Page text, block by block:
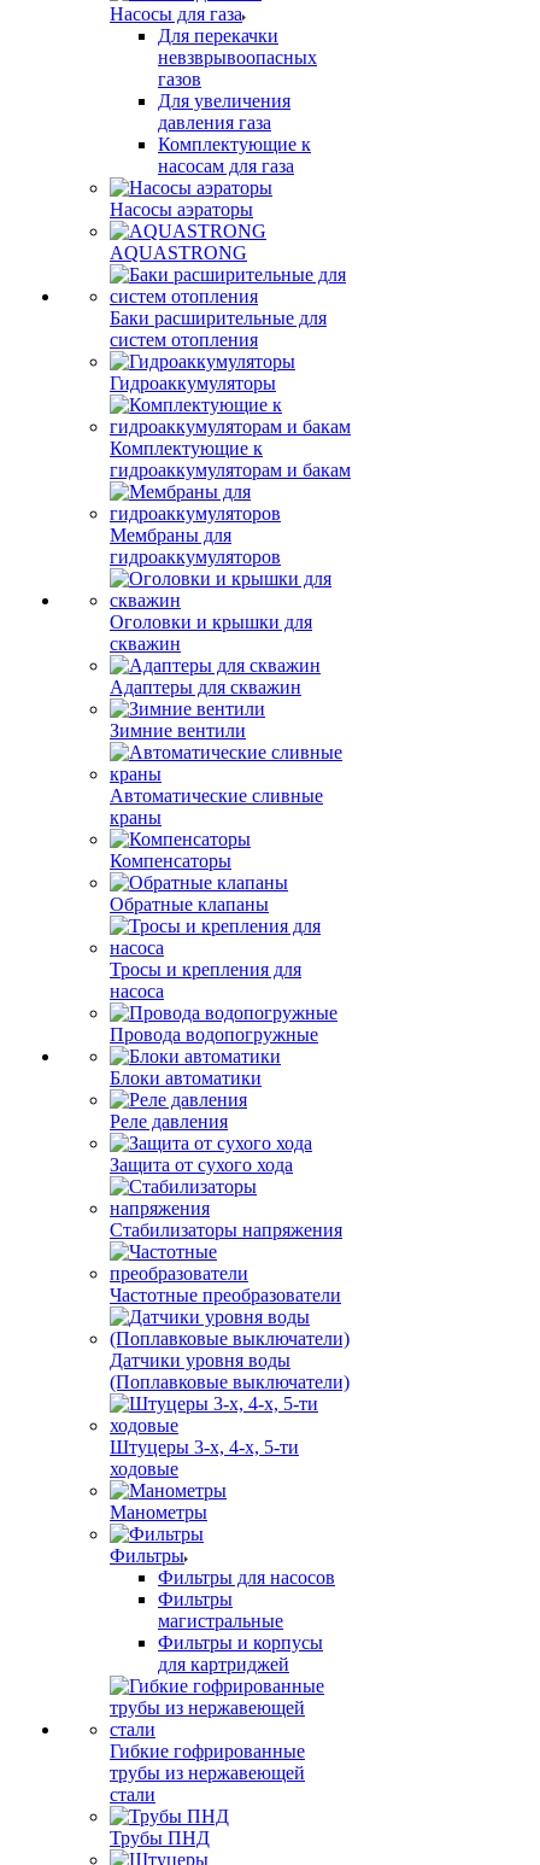
Насосы для газа
Для перекачки
невзврывоопасных
газов
Для увеличения
давления газа
Комплектующие к
насосам для газа
Насосы аэраторы
AQUASTRONG
Баки расширительные для
систем отопления
Гидроаккумуляторы
Комплектующие к
гидроаккумуляторам и бакам
Мембраны для
гидроаккумуляторов
Оголовки и крышки для
скважин
Адаптеры для скважин
Зимние вентили
Автоматические сливные
краны
Компенсаторы
Обратные клапаны
Тросы и крепления для
насоса
Провода водопогружные
Блоки автоматики
Реле давления
Защита от сухого хода
Стабилизаторы напряжения
Частотные преобразователи
Датчики уровня воды
(Поплавковые выключатели)
Штуцеры 3-х, 4-х, 5-ти
ходовые
Манометры
Фильтры
Фильтры для насосов
Фильтры
магистральные
Фильтры и корпусы
для картриджей
Гибкие гофрированные
трубы из нержавеющей
стали
Трубы ПНД